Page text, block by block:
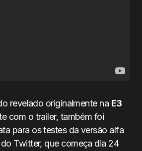
revelado originalmente na E3
com o trailer, também foi
para os testes da versão alfa
Twitter, que começa dia 24